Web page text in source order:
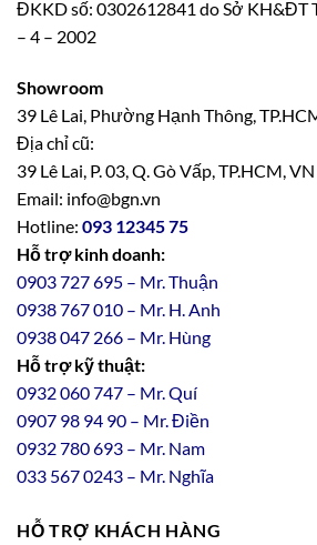
ĐKKD số: 0302612841 do Sở KH&ĐT
– 4 – 2002
Showroom
39 Lê Lai, Phường Hạnh Thông,
Địa chỉ cũ:
39 Lê Lai, P. 03, Q. Gò Vấp, TP.HCM, VN
Email: info@bgn.vn
Hotline: 093 12345 75
Hỗ trợ kinh doanh:
0903 727 695 – Mr. Thuận
0938 767 010 – Mr. H. Anh
0938 047 266 – Mr. Hùng
Hỗ trợ kỹ thuật:
0932 060 747 – Mr. Quí
0907 98 94 90 – Mr. Điền
0932780693 – Mr. Nam
033 567 0243 – Mr. Nghĩa
HỖ TRỢ KHÁCH HÀNG